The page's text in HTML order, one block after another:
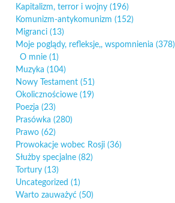
Kapitalizm, terror i wojny (196)
Komunizm-antykomunizm (152)
Migranci (13)
Moje poglądy, refleksje,, wspomnienia (378)
O mnie (1)
Muzyka (104)
Nowy Testament (51)
Okolicznościowe (19)
Poezja (23)
Prasówka (280)
Prawo (62)
Prowokacje wobec Rosji (36)
Służby specjalne (82)
Tortury (13)
Uncategorized (1)
Warto zauważyć (50)